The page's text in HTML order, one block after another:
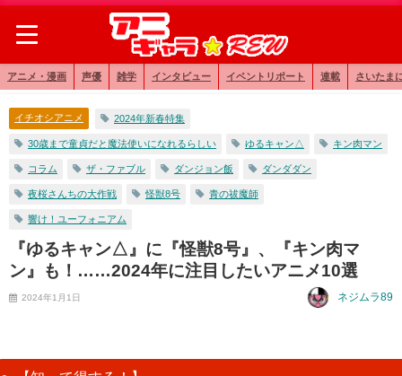
アニメ・漫画 声優 雑学 インタビュー イベントリポート 連載 さいたま
イチオシアニメ 2024年新春特集
30歳まで童貞だと魔法使いになれるらしい ゆるキャン△ キン肉マン
コラム ザ・ファブル ダンジョン飯 ダンダダン
夜桜さんちの大作戦 怪獣8号 青の祓魔師
響け！ユーフォニアム
『ゆるキャン△』に『怪獣8号』、『キン肉マ
ン』も！……2024年に注目したいアニメ10選
2024年1月1日 ネジムラ89